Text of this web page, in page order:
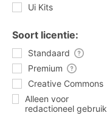
Ui Kits
Soort licentie:
Standaard
Premium
Creative Commons
Alleen voor
redactioneel gebruik